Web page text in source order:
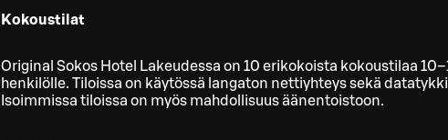
Kokoustilat
Original Sokos Hotel Lakeudessa on 10 erikokoista kokoustilaa
henkilölle. Tiloissa on käytössä langaton nettiyhteys sekä
Isoimmissa tiloissa on myös mahdollisuus äänentoistoon.